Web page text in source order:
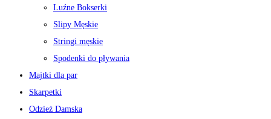
Luźne Bokserki
Slipy Męskie
Stringi męskie
Spodenki do pływania
Majtki dla par
Skarpetki
Odzież Damska